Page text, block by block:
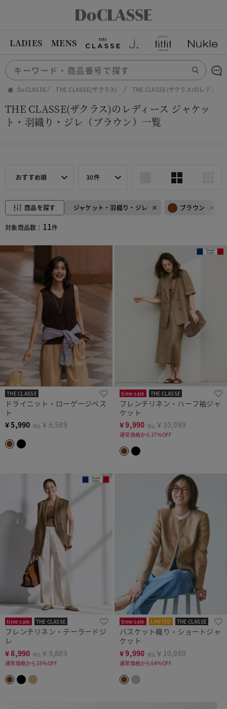
LADIES MENS
DoCLASSE THE CLASSE(ザクラス) THE CLASSE(ザクラス)のレディー
THE CLASSE(ザクラス)のレディース ジャケッ
ト・羽織り・ジレ（ブラウン）一覧
おすすめ順 30件
商品を探す ジャケット・羽織り・ジレ ブラウン
対象商品数： 11件
THE CLASSE
ドライニット・ローゲージベス
ト
¥5,990 税込 ￥6,589
time sale THE CLASSE
フレンチリネン・ハーフ袖ジャ
ケット
¥9,990 税込 ￥10,989
通常価格から37%OFF
time sale THE CLASSE
フレンチリネン・テーラードジ
レ
¥8,990 税込 ￥9,889
通常価格から35%OFF
time sale LIMITED THE CLASSE
バスケット織り・ショートジャ
ケット
¥9,990 税込 ￥10,989
通常価格から64%OFF